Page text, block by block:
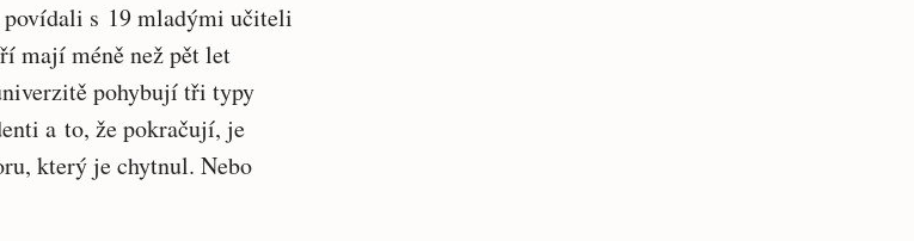
s 19 mladými učiteli
mají méně než pět let
pohybují tři typy
a to, že pokračují, je
který je chytnul. Nebo